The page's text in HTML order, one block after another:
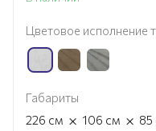
Цветовое исполнение
Габариты
226 см × 106 см × 85